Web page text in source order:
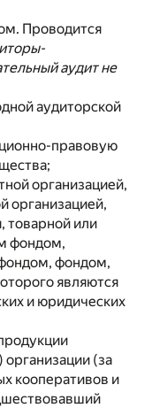
Проводится
аудит не
аудиторской
правовую
организацией,
организацией,
товарной или
фондом,
фондом,
являются
и юридических
организации (за
кооперативов и